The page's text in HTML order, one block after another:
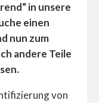
in unsere
einen
nun zum
andere Teile
von